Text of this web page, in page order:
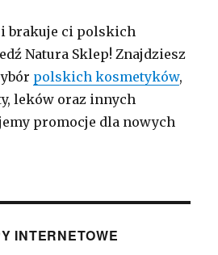
i brakuje ci polskich
Natura Sklep! Znajdziesz
polskich kosmetyków,
leków oraz innych
promocje dla nowych
INTERNETOWE